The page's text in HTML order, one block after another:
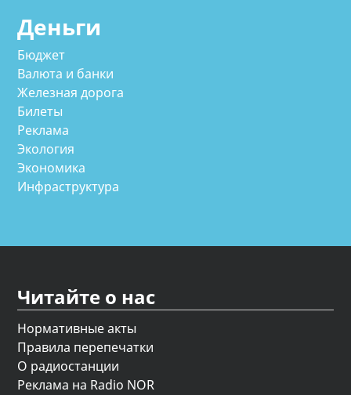
Деньги
Бюджет
Валюта и банки
Железная дорога
Билеты
Реклама
Экология
Экономика
Инфраструктура
Читайте о нас
Нормативные акты
Правила перепечатки
О радиостанции
Реклама на Radio NOR